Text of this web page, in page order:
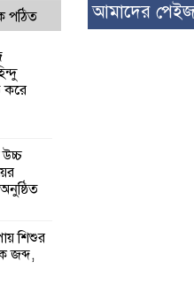
পঠিত
করে
শিশুর
জব্দ,
আমাদের পেইজ